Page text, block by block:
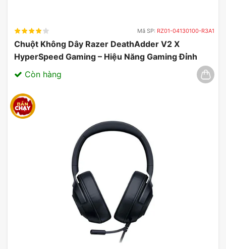
Mã SP: RZ01-04130100-R3A1
Chuột Không Dây Razer DeathAdder V2 X
HyperSpeed Gaming – Hiệu Năng Gaming Đỉnh
Cao 03/2025
Còn hàng